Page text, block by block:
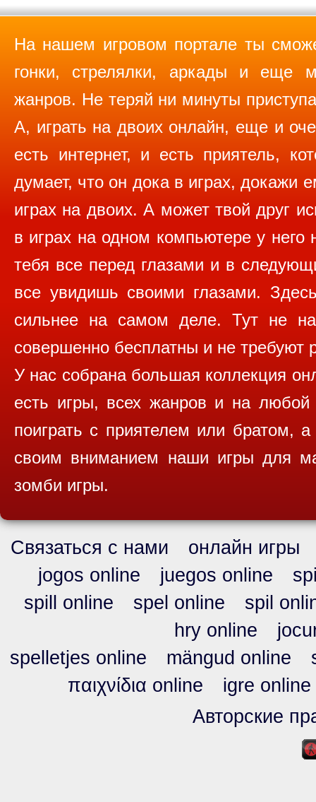
На нашем игровом портале ты
гонки, стрелялки, аркады и еще
жанров. Не теряй ни минуты
А, играть на двоих онлайн, еще и
есть интернет, и есть приятель,
думает, что он дока в играх, докажи
играх на двоих. А может твой друг
в играх на одном компьютере у
тебя все перед глазами и в
все увидишь своими глазами.
сильнее на самом деле. Тут не
совершенно бесплатны и не требуют
У нас собрана большая коллекция
есть игры, всех жанров и на
поиграть с приятелем или братом,
своим вниманием наши игры для
зомби игры.
Связаться с нами
онлайн игры
jogos online
juegos online
spill online
spel online
spil
hry online
spelletjes online
mängud online
παιχνίδια online
igre online
Авторские